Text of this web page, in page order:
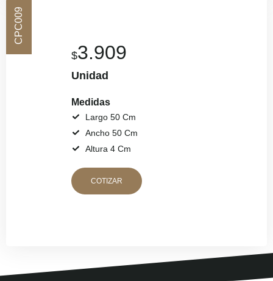
CPC009
$3.909
Unidad
Medidas
Largo 50 Cm
Ancho 50 Cm
Altura 4 Cm
COTIZAR